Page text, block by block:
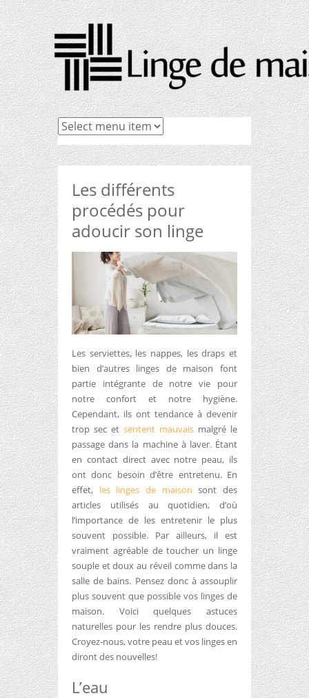
Les différents
procédés pour
adoucir son linge
Les serviettes, les nappes, les draps et
bien d’autres linges de maison font
partie intégrante de notre vie pour
notre confort et notre hygiène.
Cependant, ils ont tendance à devenir
trop sec et sentent mauvais malgré le
passage dans la machine à laver. Étant
en contact direct avec notre peau, ils
ont donc besoin d’être entretenu. En
effet, les linges de maison sont des
articles utilisés au quotidien, d’où
l’importance de les entretenir le plus
souvent possible. Par ailleurs, il est
vraiment agréable de toucher un linge
souple et doux au réveil comme dans la
salle de bains. Pensez donc à assouplir
plus souvent que possible vos linges de
maison. Voici quelques astuces
naturelles pour les rendre plus douces.
Croyez-nous, votre peau et vos linges en
diront des nouvelles!
L’eau